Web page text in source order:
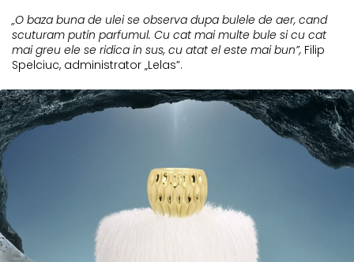
„O baza buna de ulei se observa dupa bulele de aer, cand
scuturam putin parfumul. Cu cat mai multe bule si cu cat
mai greu ele se ridica in sus, cu atat el este mai bun”, Filip
Spelciuc, administrator „Lelas”.